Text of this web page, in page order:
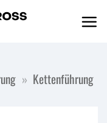
» Kettenführung